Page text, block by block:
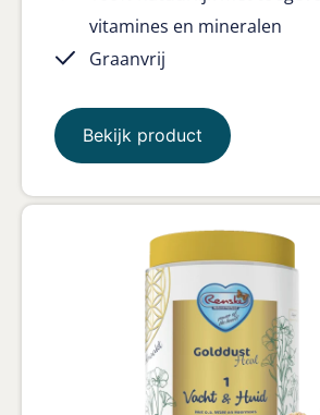
vitamines en mineralen
Graanvrij
Bekijk product